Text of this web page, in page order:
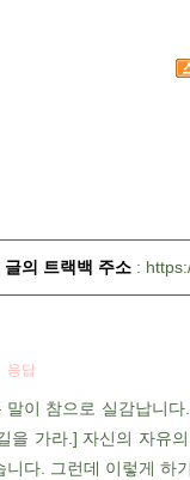
글의 트랙백 주소
응답
이 참으로 실감납니
을 가라.] 자신의 자유
다. 그런데 이렇게 하